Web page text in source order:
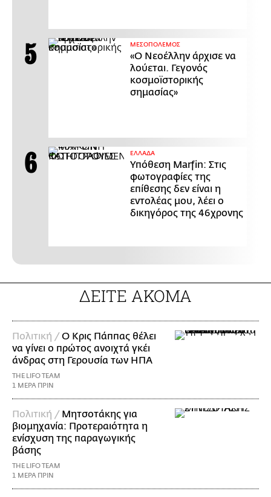
ΜΕΣΟΠΟΛΕΜΟΣ
«Ο Νεοέλλην άρχισε να
λούεται. Γεγονός
κοσμοϊστορικής
σημασίας»
ΕΛΛΑΔΑ
Υπόθεση Marfin: Στις
φωτογραφίες της
επίθεσης δεν είναι η
εντολέας μου, λέει ο
δικηγόρος της 46χρονης
ΔΕΙΤΕ ΑΚΟΜΑ
Πολιτική /Ο Κρις Πάππας θέλει
να γίνει ο πρώτος ανοιχτά γκέι
άνδρας στη Γερουσία των ΗΠΑ
THE LIFO TEAM
1 ΜΕΡΑ ΠΡΙΝ
Πολιτική / Μητσοτάκης για
βιομηχανία: Προτεραιότητα η
ενίσχυση της παραγωγικής
βάσης
THE LIFO TEAM
1 ΜΕΡΑ ΠΡΙΝ